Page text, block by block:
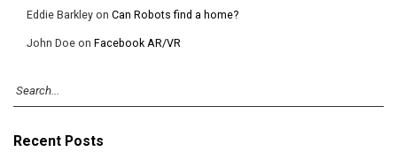
Eddie Barkley on Can Robots find a home?
John Doe on Facebook AR/VR
Recent Posts